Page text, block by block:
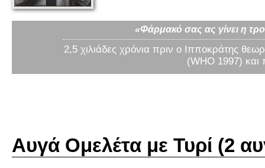
«Φάρμακό σας ας γίνει η
2,5 χιλιάδες χρόνια πριν ο Ιπποκράτης
(WHO 1997) και
Αυγά Ομελέτα με Τυρί (2